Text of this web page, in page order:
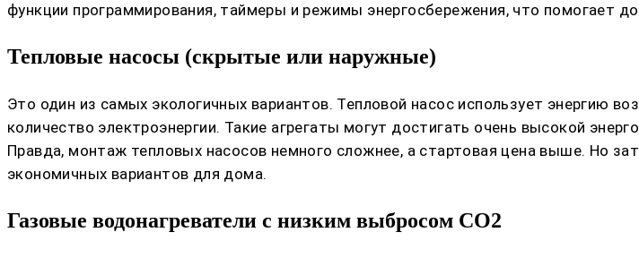
функции программирования, таймеры и режимы энергосбережения, что помогает
Тепловые насосы (скрытые или наружные)
Это один из самых экологичных вариантов. Тепловой насос использует энергию
количество электроэнергии. Такие агрегаты могут достигать очень высокой
Правда, монтаж тепловых насосов немного сложнее, а стартовая цена выше. Но
экономичных вариантов для дома.
Газовые водонагреватели с низким выбросом СО2